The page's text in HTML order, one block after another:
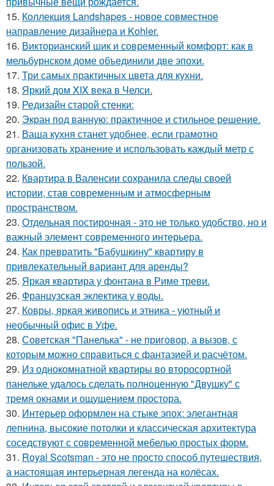
15. Коллекция Landshapes - новое совместное
направление дизайнера и Kohler.
16. Викторианский шик и современный комфорт: как в
мельбурнском доме объединили две эпохи.
17. Три самых практичных цвета для кухни.
18. Яркий дом XIX века в Челси.
19. Редизайн старой стенки:
20. Экран под ванную: практичное и стильное решение.
21. Ваша кухня станет удобнее, если грамотно
организовать хранение и использовать каждый метр с
пользой.
22. Квартира в Валенсии сохранила следы своей
истории, став современным и атмосферным
пространством.
23. Отдельная постирочная - это не только удобство, но и
важный элемент современного интерьера.
24. Как превратить "Бабушкину" квартиру в
привлекательный вариант для аренды?
25. Яркая квартира у фонтана в Риме треви.
26. Французская эклектика у воды.
27. Ковры, яркая живопись и этника - уютный и
необычный офис в Уфе.
28. Советская "Панелька" - не приговор, а вызов, с
которым можно справиться с фантазией и расчётом.
29. Из однокомнатной квартиры во второсортной
панельке удалось сделать полноценную "Двушку" с
тремя окнами и ощущением простора.
30. Интерьер оформлен на стыке эпох: элегантная
лепнина, высокие потолки и классическая архитектура
соседствуют с современной мебелью простых форм.
31. Royal Scotsman - это не просто способ путешествия,
а настоящая интерьерная легенда на колёсах.